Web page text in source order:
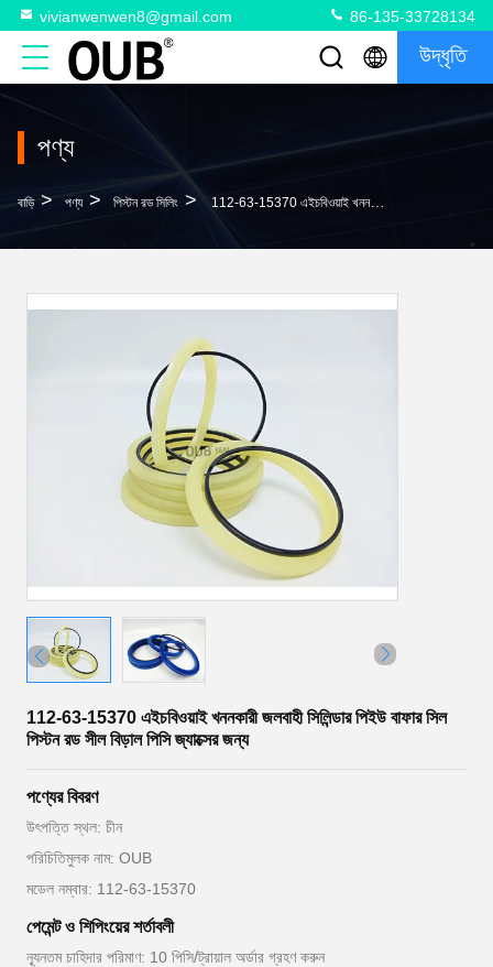
vivianwenwen8@gmail.com 86-135-33728134
উদ্ধৃতি
পণ্য
বাড়ি > পণ্য > পিস্টন রড সিলিং > 112-63-15370 এইচবিওয়াই খননকারী জলবাহী সিলিন্ডার পিইউ বাফার সিল পিস্টন রড সীল বিড়াল পিসি জ্যাক্সের জন্য
112-63-15370 এইচবিওয়াই খননকারী জলবাহী সিলিন্ডার পিইউ বাফার সিল
পিস্টন রড সীল বিড়াল পিসি জ্যাক্সের জন্য
পণ্যের বিবরণ
উৎপত্তি স্থল: চীন
পরিচিতিমুলক নাম: OUB
মডেল নম্বার: 112-63-15370
পেমেন্ট ও শিপিংয়ের শর্তাবলী
ন্যূনতম চাহিদার পরিমাণ: 10 পিসি/ট্রায়াল অর্ডার গ্রহণ করুন